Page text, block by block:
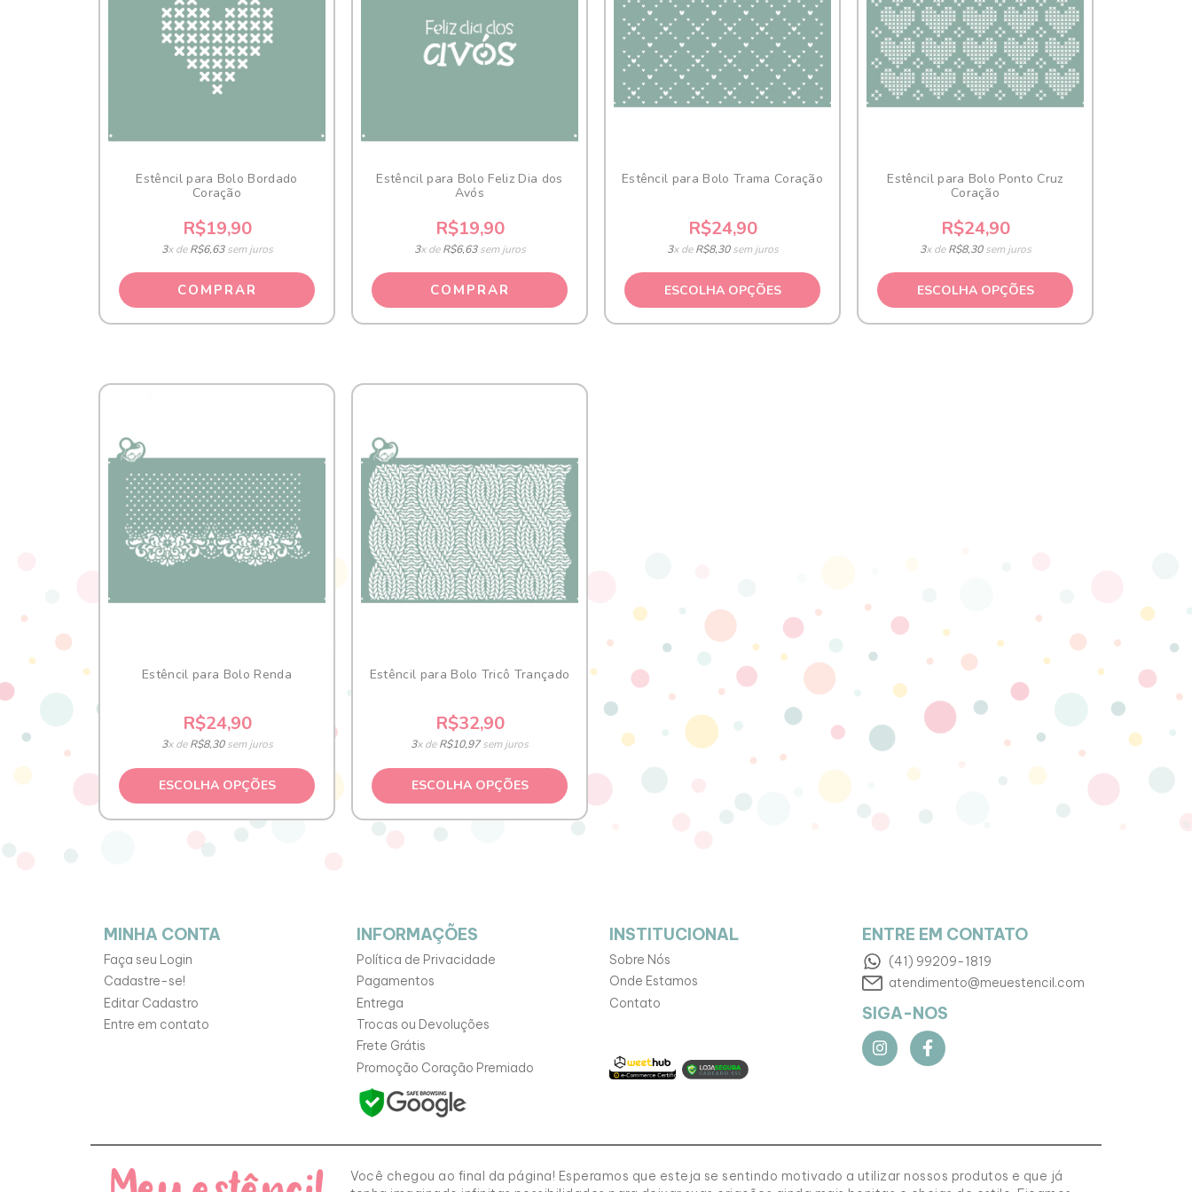
Estêncil para Bolo Bordado
Coração
R$19,90
3x deR$6,63sem juros
Estêncil para Bolo Feliz Dia dos
Avós
R$19,90
3x deR$6,63sem juros
Estêncil para Bolo Trama Coração
R$24,90
3x deR$8,30sem juros
ESCOLHA OPÇÕES
Estêncil para Bolo Ponto Cruz
Coração
R$24,90
3x deR$8,30sem juros
ESCOLHA OPÇÕES
Estêncil para Bolo Renda
R$24,90
3x deR$8,30sem juros
ESCOLHA OPÇÕES
Estêncil para Bolo Tricô Trançado
R$32,90
3x deR$10,97sem juros
ESCOLHA OPÇÕES
MINHA CONTA
Faça seu Login
Cadastre-se!
Editar Cadastro
Entre em contato
INFORMAÇÕES
Política de Privacidade
Pagamentos
Entrega
Trocas ou Devoluções
Frete Grátis
Promoção Coração Premiado
INSTITUCIONAL
Sobre Nós
Onde Estamos
Contato
ENTRE EM CONTATO
(41) 99209-1819
atendimento@meuestencil.com
SIGA-NOS
Você chegou ao final da página! Esperamos que esteja se sentindo motivado a utilizar nossos produtos e que já